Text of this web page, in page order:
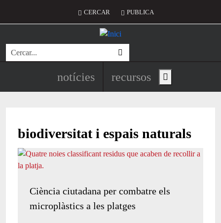
Menú del compte d'usuari
CERCAR PUBLICA
Cerca
Navegació principal de
notícies recursos Show main menu
biodiversitat i espais naturals
Ciència ciutadana per combatre els
microplàstics a les platges